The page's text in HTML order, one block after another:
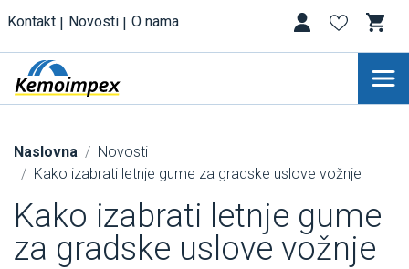
Kontakt Novosti O nama
Naslovna
Novosti
Kako izabrati letnje gume za gradske uslove vožnje
Kako izabrati letnje gume
za gradske uslove vožnje